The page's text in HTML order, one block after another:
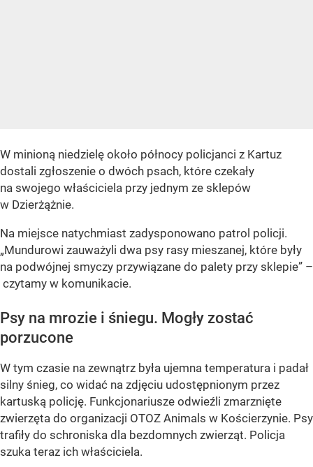
W minioną niedzielę około północy policjanci z Kartuz
dostali zgłoszenie o dwóch psach, które czekały
na swojego właściciela przy jednym ze sklepów
w Dzierżążnie.
Na miejsce natychmiast zadysponowano patrol policji.
„Mundurowi zauważyli dwa psy rasy mieszanej, które były
na podwójnej smyczy przywiązane do palety przy sklepie” –
czytamy w komunikacie.
Psy na mrozie i śniegu. Mogły zostać
porzucone
W tym czasie na zewnątrz była ujemna temperatura i padał
silny śnieg, co widać na zdjęciu udostępnionym przez
kartuską policję. Funkcjonariusze odwieźli zmarznięte
zwierzęta do organizacji OTOZ Animals w Kościerzynie. Psy
trafiły do schroniska dla bezdomnych zwierząt. Policja
szuka teraz ich właściciela.